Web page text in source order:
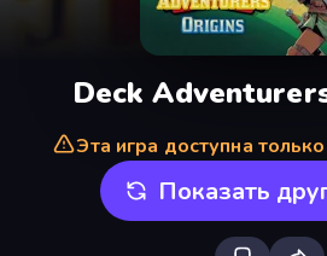
Deck
Эта игра доступна
Показать